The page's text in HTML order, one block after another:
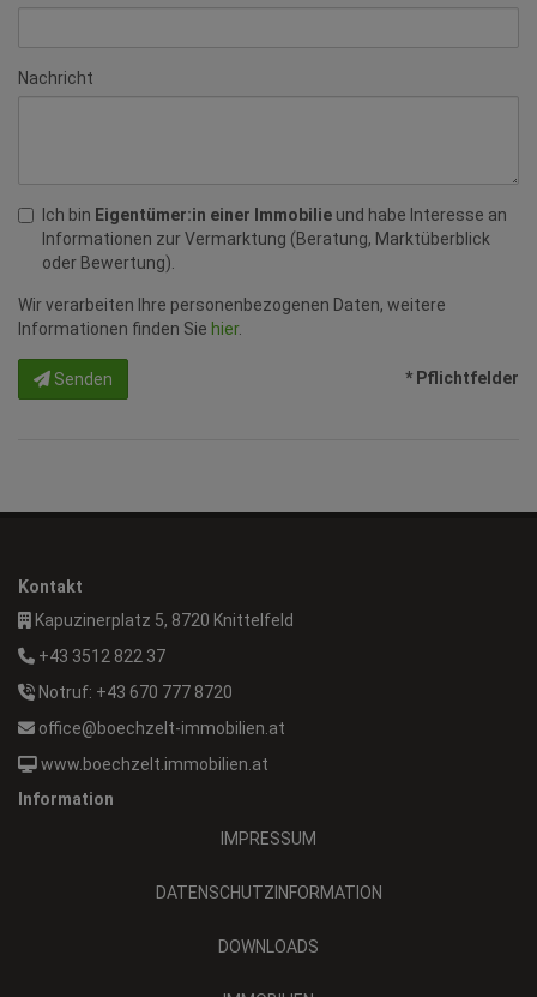
Nachricht
Ich bin Eigentümer:in einer Immobilie und habe Interesse an
Informationen zur Vermarktung (Beratung, Marktüberblick
oder Bewertung).
Wir verarbeiten Ihre personenbezogenen Daten, weitere
Informationen finden Sie hier.
Senden * Pflichtfelder
Kontakt
Kapuzinerplatz 5, 8720 Knittelfeld
+43 3512 822 37
Notruf: +43 670 777 8720
office@boechzelt-immobilien.at
www.boechzelt.immobilien.at
Information
IMPRESSUM
DATENSCHUTZINFORMATION
DOWNLOADS